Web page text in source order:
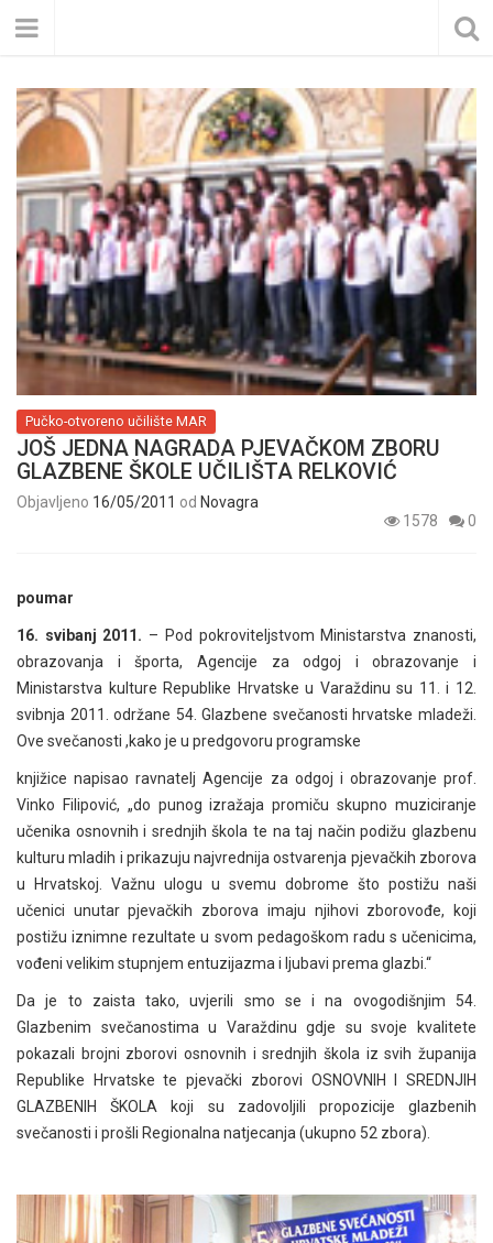
Pučko-otvoreno učilište MAR
JOŠ JEDNA NAGRADA PJEVAČKOM ZBORU
GLAZBENE ŠKOLE UČILIŠTA RELKOVIĆ
Objavljeno 16/05/2011 od Novagra
1578
0
poumar
16. svibanj 2011. – Pod pokroviteljstvom Ministarstva znanosti,
obrazovanja i športa, Agencije za odgoj i obrazovanje i
Ministarstva kulture Republike Hrvatske u Varaždinu su 11. i 12.
svibnja 2011. održane 54. Glazbene svečanosti hrvatske mladeži.
Ove svečanosti ,kako je u predgovoru programske
knjižice napisao ravnatelj Agencije za odgoj i obrazovanje prof.
Vinko Filipović, „do punog izražaja promiču skupno muziciranje
učenika osnovnih i srednjih škola te na taj način podižu glazbenu
kulturu mladih i prikazuju najvrednija ostvarenja pjevačkih zborova
u Hrvatskoj. Važnu ulogu u svemu dobrome što postižu naši
učenici unutar pjevačkih zborova imaju njihovi zborovođe, koji
postižu iznimne rezultate u svom pedagoškom radu s učenicima,
vođeni velikim stupnjem entuzijazma i ljubavi prema glazbi.“
Da je to zaista tako, uvjerili smo se i na ovogodišnjim 54.
Glazbenim svečanostima u Varaždinu gdje su svoje kvalitete
pokazali brojni zborovi osnovnih i srednjih škola iz svih županija
Republike Hrvatske te pjevački zborovi OSNOVNIH I SREDNJIH
GLAZBENIH ŠKOLA koji su zadovoljili propozicije glazbenih
svečanosti i prošli Regionalna natjecanja (ukupno 52 zbora).